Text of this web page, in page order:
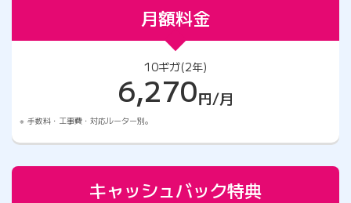
月額料金
10ギガ(2年)
6,270円/月
手数料・工事費・対応ルーター別。
キャッシュバック特典